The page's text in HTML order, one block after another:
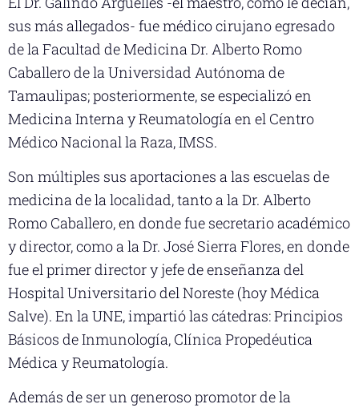
sus más allegados- fue médico cirujano egresado
de la Facultad de Medicina Dr. Alberto Romo
Caballero de la Universidad Autónoma de
Tamaulipas; posteriormente, se especializó en
Medicina Interna y Reumatología en el Centro
Médico Nacional la Raza, IMSS.
Son múltiples sus aportaciones a las escuelas de
medicina de la localidad, tanto a la Dr. Alberto
Romo Caballero, en donde fue secretario académico
y director, como a la Dr. José Sierra Flores, en donde
fue el primer director y jefe de enseñanza del
Hospital Universitario del Noreste (hoy Médica
Salve). En la UNE, impartió las cátedras: Principios
Básicos de Inmunología, Clínica Propedéutica
Médica y Reumatología.
Además de ser un generoso promotor de la